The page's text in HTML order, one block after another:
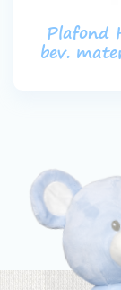
_Plafond
bev.